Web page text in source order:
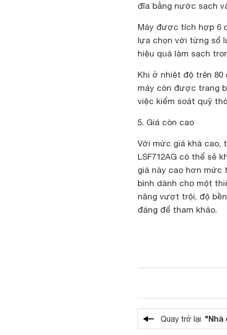
đĩa bằng nước sạch
Máy được tích hợp 6
lựa chọn với từng số
hiệu quả làm sạch
Khi ở nhiệt độ trên 80
máy còn được trang
việc kiểm soát quỹ
5. Giá còn cao
Với mức giá khá cao,
LSF712AG có thể sẽ
giá này cao hơn mức
bình dành cho một
năng vượt trội, độ
đáng để tham khảo.
Quay trở lại